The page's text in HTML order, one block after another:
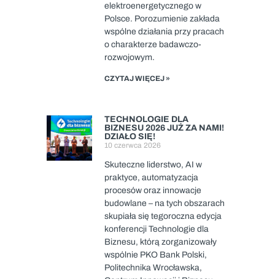
elektroenergetycznego w
Polsce. Porozumienie zakłada
wspólne działania przy pracach
o charakterze badawczo-
rozwojowym.
CZYTAJ WIĘCEJ »
TECHNOLOGIE DLA
BIZNESU 2026 JUŻ ZA NAMI!
DZIAŁO SIĘ!
10 czerwca 2026
Skuteczne liderstwo, AI w
praktyce, automatyzacja
procesów oraz innowacje
budowlane – na tych obszarach
skupiała się tegoroczna edycja
konferencji Technologie dla
Biznesu, którą zorganizowały
wspólnie PKO Bank Polski,
Politechnika Wrocławska,